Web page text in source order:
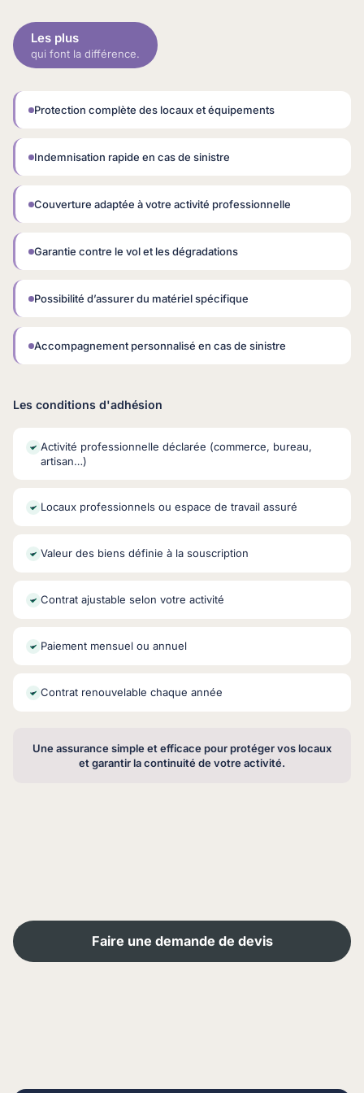
Les plus
qui font la différence.
Protection complète des locaux et équipements
Indemnisation rapide en cas de sinistre
Couverture adaptée à votre activité professionnelle
Garantie contre le vol et les dégradations
Possibilité d’assurer du matériel spécifique
Accompagnement personnalisé en cas de sinistre
Les conditions d'adhésion
Activité professionnelle déclarée (commerce, bureau,
artisan…)
Locaux professionnels ou espace de travail assuré
Valeur des biens définie à la souscription
Contrat ajustable selon votre activité
Paiement mensuel ou annuel
Contrat renouvelable chaque année
Une assurance simple et efficace pour protéger vos locaux
et garantir la continuité de votre activité.
Faire une demande de devis
Assurance pour les professionnels
Assurance Responsabilité Civile Professionnelle (RC Pro)
Assurance santé mutuelle TNS
Assurance Véhicules professionnels et flottes
Protection juridique professionnelle
Assurance Locaux & matériels professionnels